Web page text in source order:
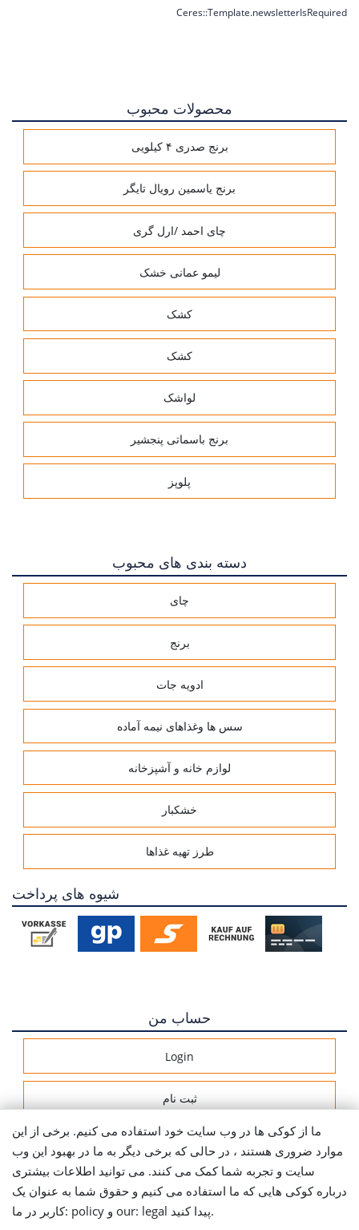
Ceres::Template.newsletterIsRequired
محصولات محبوب
برنج صدری ۴ کیلویی
برنج یاسمین رویال تایگر
چای احمد /ارل گری
لیمو عمانی خشک
کشک
کشک
لواشک
برنج باسماتی پنجشیر
پلوپز
دسته بندی های محبوب
چای
برنج
ادویه جات
سس ها وغذاهای نیمه آماده
لوازم خانه و آشپزخانه
خشکبار
طرز تهیه غذاها
شیوه های پرداخت
حساب من
Login
ثبت نام
اطلاعات ارسال
Let's stay connected
ما از کوکی ها در وب سایت خود استفاده می کنیم. برخی از این
موارد ضروری هستند ، در حالی که برخی دیگر به ما در بهبود این وب
سایت و تجربه شما کمک می کنند. می توانید اطلاعات بیشتری
درباره کوکی هایی که ما استفاده می کنیم و حقوق شما به عنوان یک
کاربر در ما: policy و our: legal پیدا کنید.